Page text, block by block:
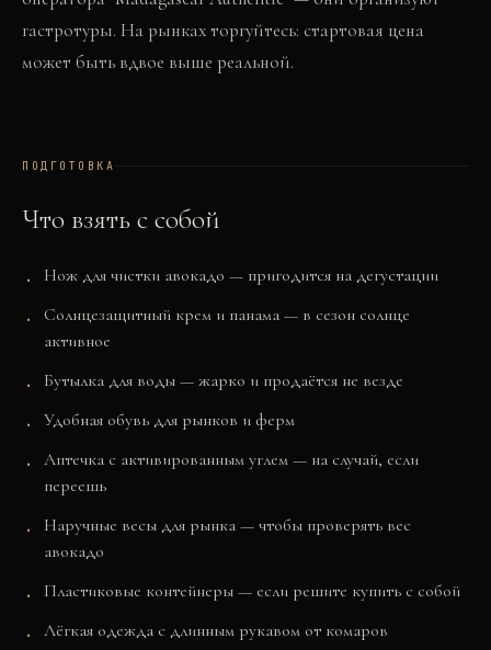
гастротуры. На рынках торгуйтесь: стартовая цена
может быть вдвое выше реальной.
ПОДГОТОВКА
Что взять с собой
Нож для чистки авокадо — пригодится на дегустации
Солнцезащитный крем и панама — в сезон солнце
активное
Бутылка для воды — жарко и продаётся не везде
Удобная обувь для рынков и ферм
Аптечка с активированным углем — на случай, если
переешь
Наручные весы для рынка — чтобы проверять вес
авокадо
Пластиковые контейнеры — если решите купить с собой
Лёгкая одежда с длинным рукавом от комаров